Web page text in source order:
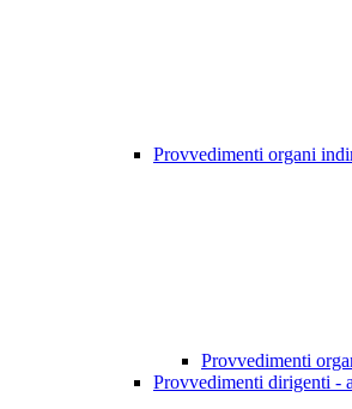
Provvedimenti organi
Provvedimenti
Provvedimenti dirigenti -